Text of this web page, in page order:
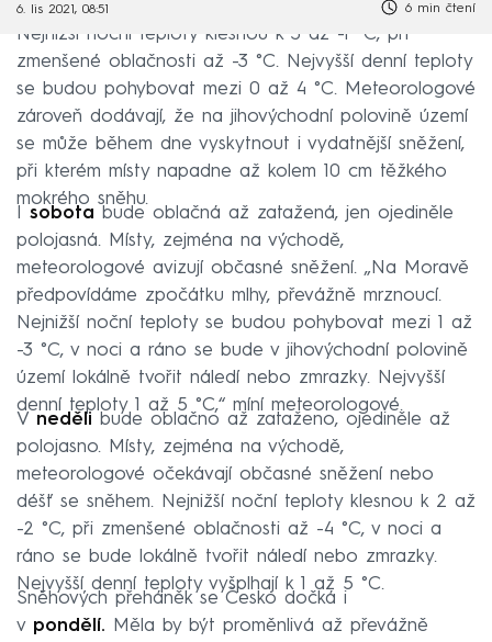
6. lis 2021, 08:51 6 min čtení
Nejnižší noční teploty klesnou k 3 až -1 °C, při
zmenšené oblačnosti až -3 °C. Nejvyšší denní teploty
se budou pohybovat mezi 0 až 4 °C. Meteorologové
zároveň dodávají, že na jihovýchodní polovině území
se může během dne vyskytnout i vydatnější sněžení,
při kterém místy napadne až kolem 10 cm těžkého
mokrého sněhu.
sobota bude oblačná až zatažená, jen ojediněle
polojasná. Místy, zejména na východě,
meteorologové avizují občasné sněžení. „Na Moravě
předpovídáme zpočátku mlhy, převážně mrznoucí.
Nejnižší noční teploty se budou pohybovat mezi 1 až
-3 °C, v noci a ráno se bude v jihovýchodní polovině
území lokálně tvořit náledí nebo zmrazky. Nejvyšší
denní teploty 1 až 5 °C,“ míní meteorologové.
V neděli bude oblačno až zataženo, ojediněle až
polojasno. Místy, zejména na východě,
meteorologové očekávají občasné sněžení nebo
déšť se sněhem. Nejnižší noční teploty klesnou k 2 až
-2 °C, při zmenšené oblačnosti až -4 °C, v noci a
ráno se bude lokálně tvořit náledí nebo zmrazky.
Nejvyšší denní teploty vyšplhají k 1 až 5 °C.
Sněhových přeháněk se Česko dočká i
v pondělí. Měla by být proměnlivá až převážně